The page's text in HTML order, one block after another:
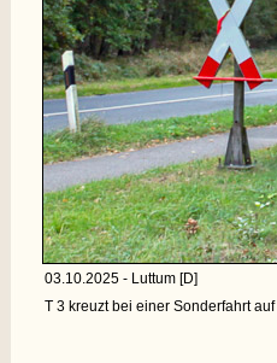
03.10.2025 - Luttum [D]
T 3 kreuzt bei einer Sonderfahrt